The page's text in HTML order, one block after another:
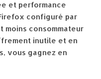
et performance
configuré par
consommateur
inutile et en
vous gagnez en